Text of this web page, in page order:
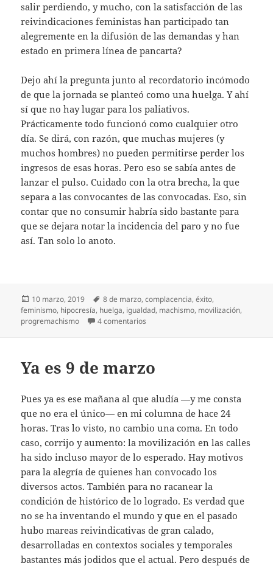
salir perdiendo, y mucho, con la satisfacción de las
reivindicaciones feministas han participado tan
alegremente en la difusión de las demandas y han
estado en primera línea de pancarta?
Dejo ahí la pregunta junto al recordatorio incómodo
de que la jornada se planteó como una huelga. Y ahí
sí que no hay lugar para los paliativos.
Prácticamente todo funcionó como cualquier otro
día. Se dirá, con razón, que muchas mujeres (y
muchos hombres) no pueden permitirse perder los
ingresos de esas horas. Pero eso se sabía antes de
lanzar el pulso. Cuidado con la otra brecha, la que
separa a las convocantes de las convocadas. Eso, sin
contar que no consumir habría sido bastante para
que se dejara notar la incidencia del paro y no fue
así. Tan solo lo anoto.
Publicado
el
10 marzo, 2019 Etiquetas
8 de marzo,complacencia,éxito,
feminismo, hipocresía, huelga, igualdad, machismo, movilización,
progremachismo
4 comentarios
Ya es 9 de marzo
Pues ya es ese mañana al que aludía —y me consta
que no era el único— en mi columna de hace 24
horas. Tras lo visto, no cambio una coma. En todo
caso, corrijo y aumento: la movilización en las calles
ha sido incluso mayor de lo esperado. Hay motivos
para la alegría de quienes han convocado los
diversos actos. También para no racanear la
condición de histórico de lo logrado. Es verdad que
no se ha inventando el mundo y que en el pasado
hubo mareas reivindicativas de gran calado,
desarrolladas en contextos sociales y temporales
bastantes más jodidos que el actual. Pero después de